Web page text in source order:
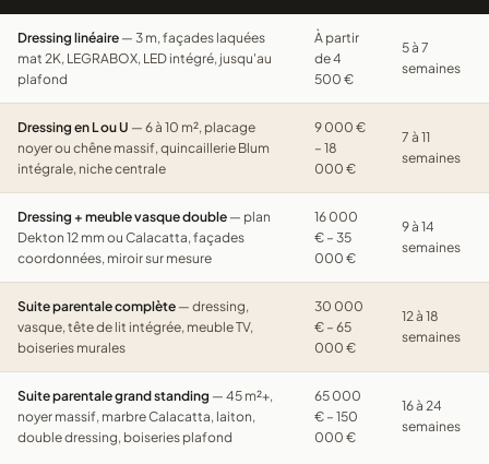
Dressing linéaire — 3 m, façades laquées
mat 2K, LEGRABOX, LED intégré, jusqu'au
plafond
À partir
de 4
500 €
5 à 7
semaines
Dressing en L ou U — 6 à 10 m², placage
noyer ou chêne massif, quincaillerie Blum
intégrale, niche centrale
9 000 €
– 18
000 €
7 à 11
semaines
Dressing + meuble vasque double — plan
Dekton 12 mm ou Calacatta, façades
coordonnées, miroir sur mesure
16 000
€ – 35
000 €
9 à 14
semaines
Suite parentale complète — dressing,
vasque, tête de lit intégrée, meuble TV,
boiseries murales
30 000
€ – 65
000 €
12 à 18
semaines
Suite parentale grand standing — 45 m²+,
noyer massif, marbre Calacatta, laiton,
double dressing, boiseries plafond
65 000
€ – 150
000 €
16 à 24
semaines